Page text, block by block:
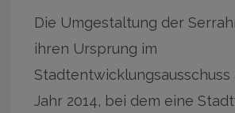
Die Umgestaltung der
ihren Ursprung im
Stadtentwicklungsausschuss
Jahr 2014, bei dem eine